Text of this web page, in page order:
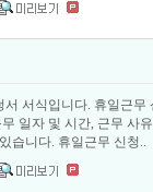
서 서식입니다. 휴일근
일자 및 시간, 근무 사
습니다. 휴일근무 신청..